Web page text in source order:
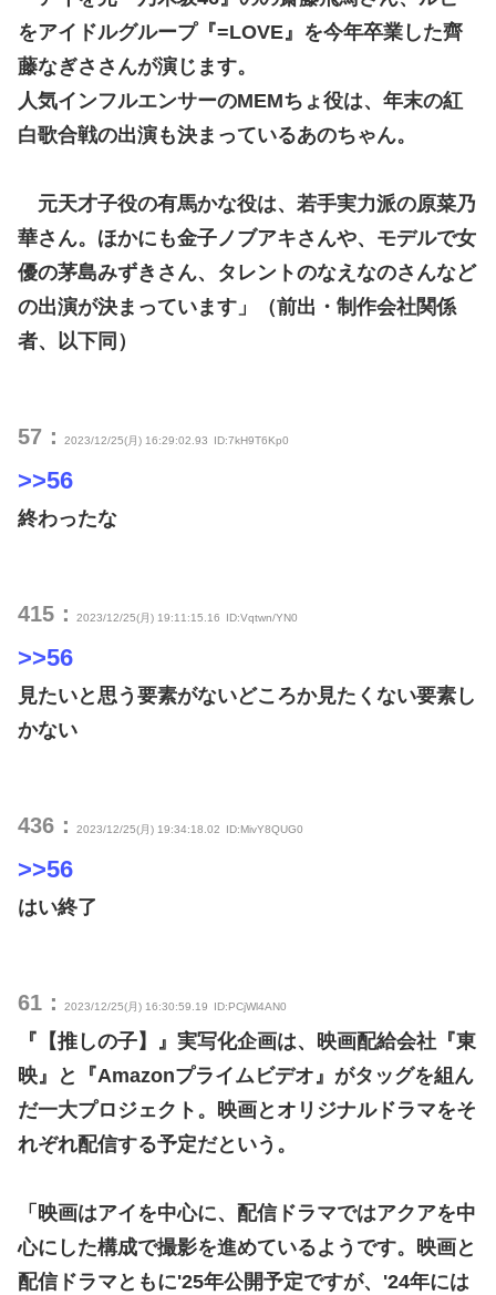
をアイドルグループ『=LOVE』を今年卒業した齊
藤なぎささんが演じます。
人気インフルエンサーのMEMちょ役は、年末の紅
白歌合戦の出演も決まっているあのちゃん。
元天才子役の有馬かな役は、若手実力派の原菜乃
華さん。ほかにも金子ノブアキさんや、モデルで女
優の茅島みずきさん、タレントのなえなのさんなど
の出演が決まっています」（前出・制作会社関係
者、以下同）
57： 2023/12/25(月) 16:29:02.93 ID:7kH9T6Kp0
>>56
終わったな
415： 2023/12/25(月) 19:11:15.16 ID:Vqtwn/YN0
>>56
見たいと思う要素がないどころか見たくない要素し
かない
436： 2023/12/25(月) 19:34:18.02 ID:MivY8QUG0
>>56
はい終了
61： 2023/12/25(月) 16:30:59.19 ID:PCjWl4AN0
『【推しの子】』実写化企画は、映画配給会社『東
映』と『Amazonプライムビデオ』がタッグを組ん
だ一大プロジェクト。映画とオリジナルドラマをそ
れぞれ配信する予定だという。
「映画はアイを中心に、配信ドラマではアクアを中
心にした構成で撮影を進めているようです。映画と
配信ドラマともに'25年公開予定ですが、'24年には